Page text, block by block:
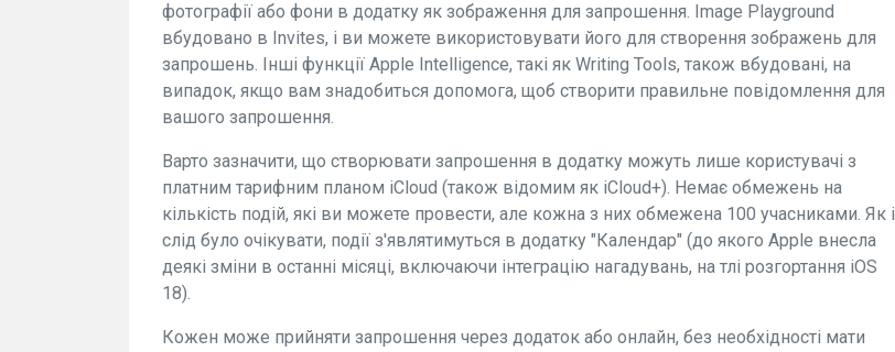
фотографії або фони в додатку як зображення для запрошення. Image Playground
вбудовано в Invites, і ви можете використовувати його для створення зображень для
запрошень. Інші функції Apple Intelligence, такі як Writing Tools, також вбудовані, на
випадок, якщо вам знадобиться допомога, щоб створити правильне повідомлення для
вашого запрошення.
Варто зазначити, що створювати запрошення в додатку можуть лише користувачі з
платним тарифним планом iCloud (також відомим як iCloud+). Немає обмежень на
кількість подій, які ви можете провести, але кожна з них обмежена 100 учасниками. Як і
слід було очікувати, події з'являтимуться в додатку "Календар" (до якого Apple внесла
деякі зміни в останні місяці, включаючи інтеграцію нагадувань, на тлі розгортання iOS
18).
Кожен може прийняти запрошення через додаток або онлайн, без необхідності мати